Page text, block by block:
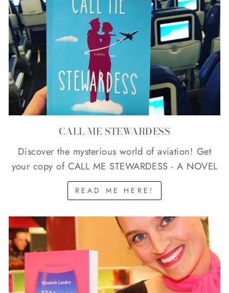
CALL ME STEWARDESS
Discover the mysterious world of aviation! Get
your copy of CALL ME STEWARDESS - A NOVEL
READ ME HERE!